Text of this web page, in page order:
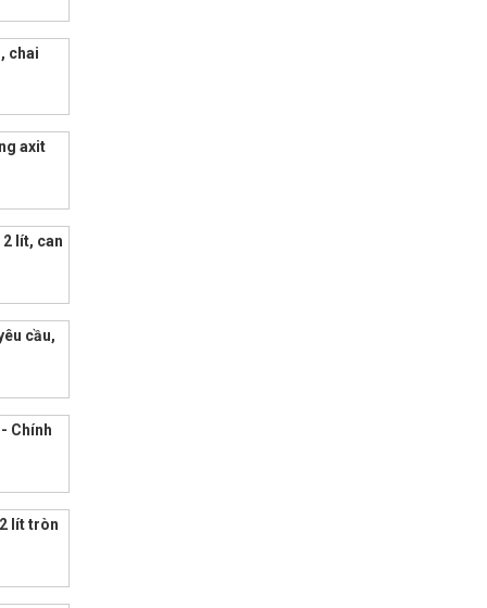
chai
axit
2 lít, can
cầu,
Chính
lít tròn